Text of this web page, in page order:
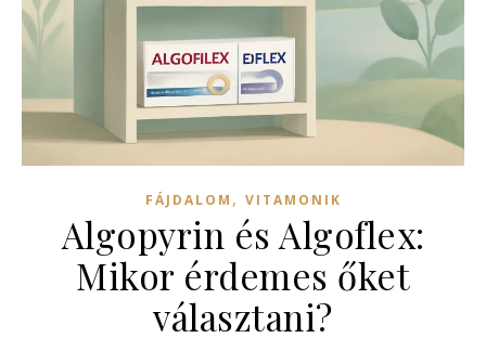
FÁJDALOM , VITAMONIK
Algopyrin és Algoflex:
Mikor érdemes őket
választani?